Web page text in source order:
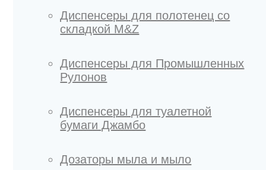
Диспенсеры для полотенец со
складкой M&Z
Диспенсеры для Промышленных
Рулонов
Диспенсеры для туалетной
бумаги Джамбо
Дозаторы мыла и мыло